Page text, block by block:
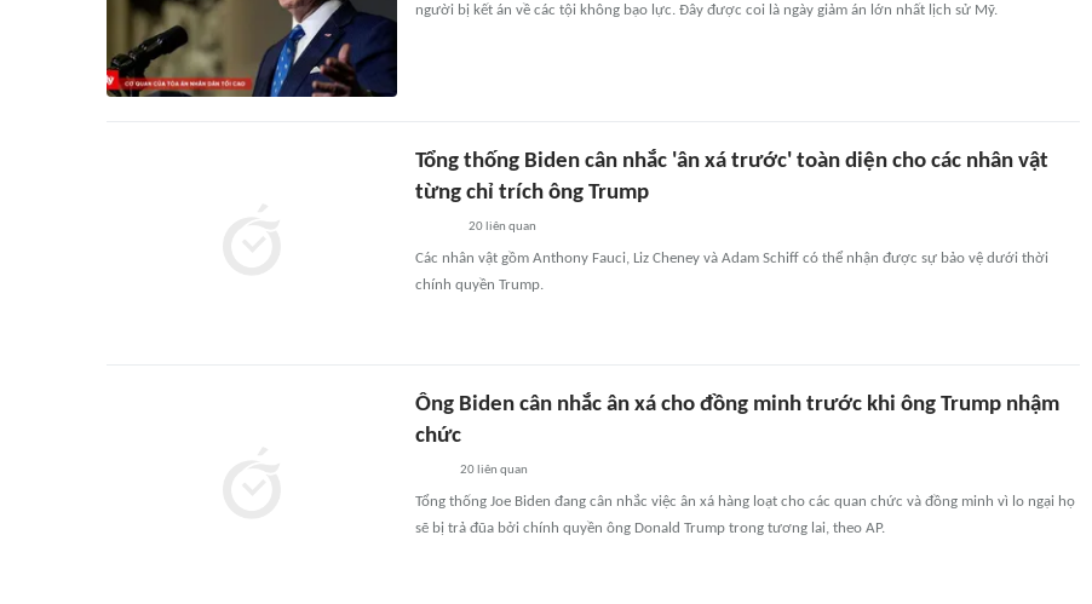
người bị kết án về các tội không bạo lực. Đây được coi là ngày giảm án lớn nhất lịch sử Mỹ.
Tổng thống Biden cân nhắc 'ân xá trước' toàn diện cho các nhân vật
từng chỉ trích ông Trump
20 liên quan
Các nhân vật gồm Anthony Fauci, Liz Cheney và Adam Schiff có thể nhận được sự bảo vệ dưới thời
chính quyền Trump.
Ông Biden cân nhắc ân xá cho đồng minh trước khi ông Trump nhậm
chức
20liên quan
Tổng thống Joe Biden đang cân nhắc việc ân xá hàng loạt cho các quan chức và đồng minh vì lo ngại họ
sẽ bị trả đũa bởi chính quyền ông Donald Trump trong tương lai, theo AP.